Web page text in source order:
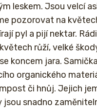
leskem. Jsou velcí
pozorovat na
pyl a pijí nektar.
růží, velké
koncem jara.
organického
či hnůj. Jejich
jsou snadno